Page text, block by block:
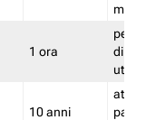
1 ora
di un
10 anni
attiva